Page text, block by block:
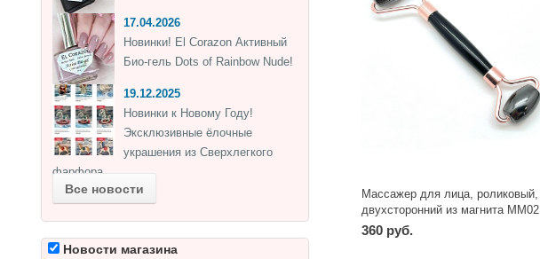
Массажер для лица, роликовый,
двухсторонний из магнита ММ02
360 руб.
17.04.2026
Новинки! El Corazon Активный
Био-гель Dots of Rainbow Nude!
19.12.2025
Новинки к Новому Году!
Эксклюзивные ёлочные
украшения из Сверхлегкого
фарфора.
Все новости
Новости магазина